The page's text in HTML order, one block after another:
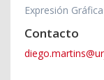
Expresión
Contacto